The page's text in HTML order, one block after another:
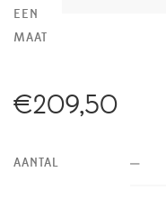
EEN
MAAT
€209,50
AANTAL